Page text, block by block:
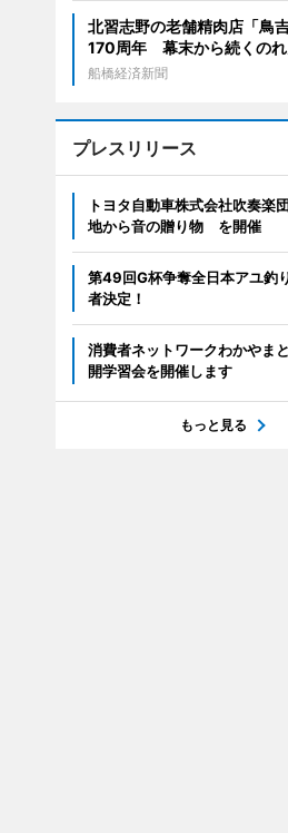
北習志野の老舗精肉店「鳥
170周年 幕末から続くのれ
船橋経済新聞
プレスリリース
トヨタ自動車株式会社吹奏楽
地から音の贈り物 を開催
第49回G杯争奪全日本アユ釣
者決定！
消費者ネットワークわかやま
開学習会を開催します
もっと見る